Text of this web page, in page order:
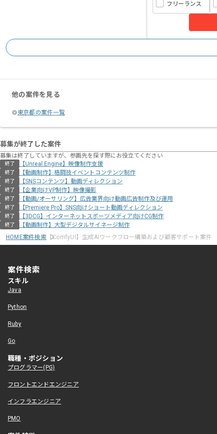
フリーランス
他の案件を見る
東京都の案件一覧
募集が終了した案件
募集は終了していますが、参画先を探す際にお役立てください
終了 【Unreal Engine】映像制作支援
終了 【動画制作】格闘技イベントコンテンツ制作
終了 【SNSコンテンツ】動画ディレクション
終了 【企業向けVP制作】映像撮影
終了 【動画/オーサリング】広告業界向け動画広告制作及び運用
終了 【Premiere Pro】SNS向けショート動画ディレクション
終了 【3DCG】インターネットスポーツメディア向けCG制作
終了
【動画制作】大型デジタルサイネージ制作
HOME案件検索【ComfyUI】生成AIワークフロー構築および顧客サポート案件
案件検索
スキル
Java
Python
Ruby
Go
職種・ポジション
プログラマー(PG)
フロントエンドエンジニア
インフラエンジニア
PMO